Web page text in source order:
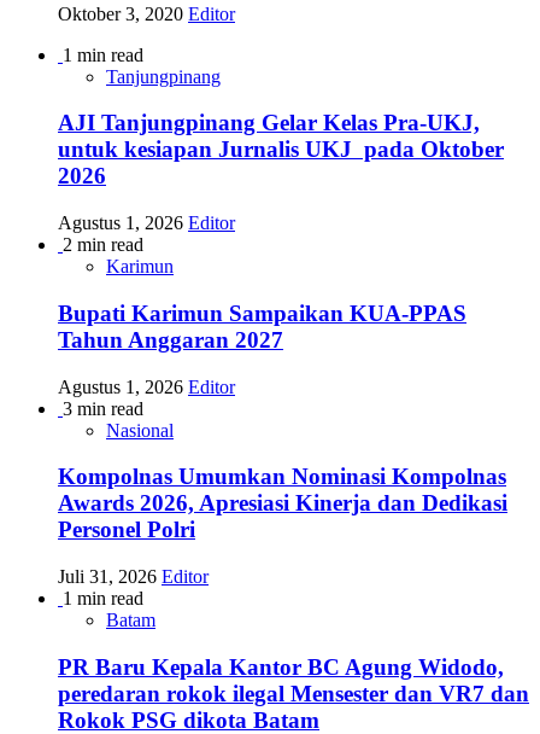
Oktober 3, 2020 Editor
1 min read
Tanjungpinang
AJI Tanjungpinang Gelar Kelas Pra-UKJ,
untuk kesiapan Jurnalis UKJ pada Oktober
2026
Agustus 1, 2026 Editor
2 min read
Karimun
Bupati Karimun Sampaikan KUA-PPAS
Tahun Anggaran 2027
Agustus 1, 2026 Editor
3 min read
Nasional
Kompolnas Umumkan Nominasi Kompolnas
Awards 2026, Apresiasi Kinerja dan Dedikasi
Personel Polri
Juli 31, 2026 Editor
1 min read
Batam
PR Baru Kepala Kantor BC Agung Widodo,
peredaran rokok ilegal Mensester dan VR7 dan
Rokok PSG dikota Batam